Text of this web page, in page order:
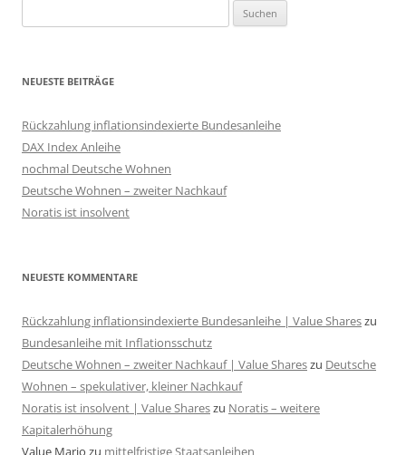
nach:
NEUESTE BEITRÄGE
Rückzahlung inflationsindexierte Bundesanleihe
DAX Index Anleihe
nochmal Deutsche Wohnen
Deutsche Wohnen – zweiter Nachkauf
Noratis ist insolvent
NEUESTE KOMMENTARE
Rückzahlung inflationsindexierte Bundesanleihe | Value Shareszu
Bundesanleihe mit Inflationsschutz
Deutsche Wohnen – zweiter Nachkauf | Value Shareszu Deutsche
Wohnen – spekulativer, kleiner Nachkauf
Noratis ist insolvent | Value Shareszu Noratis – weitere
Kapitalerhöhung
Value Mario zu mittelfristige Staatsanleihen